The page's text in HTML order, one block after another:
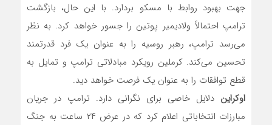
جهت بهبود روابط با مسکو بردارد. با این حال، بازگشت
ترامپ احتمالاً ولادیمیر پوتین را جسور خواهد کرد. به نظر
می‌رسد ترامپ، رهبر روسیه را به عنوان یک فرد قدرتمند
تحسین می‌کند. کرملین رویکرد مبادلاتی ترامپ و تمایل به
قطع توافقات را به عنوان یک فرصت خواهد دید.
اوکراین دلایل خاصی برای نگرانی دارد. ترامپ در جریان
مبارزات انتخاباتی اعلام کرد که در عرض ۲۴ ساعت به جنگ